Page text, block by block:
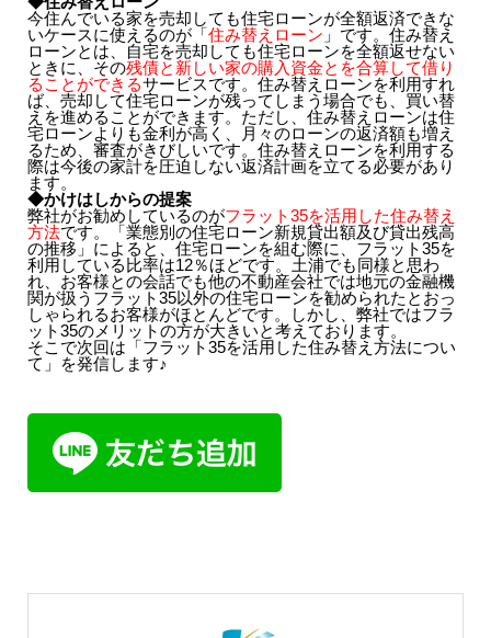
今住んでいる家を売却しても住宅ローンが全額返済できな
いケースに使えるのが「住み替えローン 」です。住み替え
ローンとは、自宅を売却しても住宅ローンを全額返せない
ときに、その残債と新しい家の購入資金とを合算して借り
ることができるサービスです。住み替えローンを利用すれ
ば、売却して住宅ローンが残ってしまう場合でも、買い替
えを進めることができます。ただし、住み替えローンは住
宅ローンよりも金利が高く、月々のローンの返済額も増え
るため、審査がきびしいです。住み替えローンを利用する
際は今後の家計を圧迫しない返済計画を立てる必要があり
ます。
◆かけはしからの提案
弊社がお勧めしているのがフラット35を活用した住み替え
方法です。「業態別の住宅ローン新規貸出額及び貸出残高
の推移」によると、住宅ローンを組む際に、フラット35を
利用している比率は12％ほどです。土浦でも同様と思わ
れ、お客様との会話でも他の不動産会社では地元の金融機
関が扱うフラット35以外の住宅ローンを勧められたとおっ
しゃられるお客様がほとんどです。しかし、弊社ではフラ
ット35のメリットの方が大きいと考えております。
そこで次回は「フラット35を活用した住み替え方法につい
て」を発信します♪